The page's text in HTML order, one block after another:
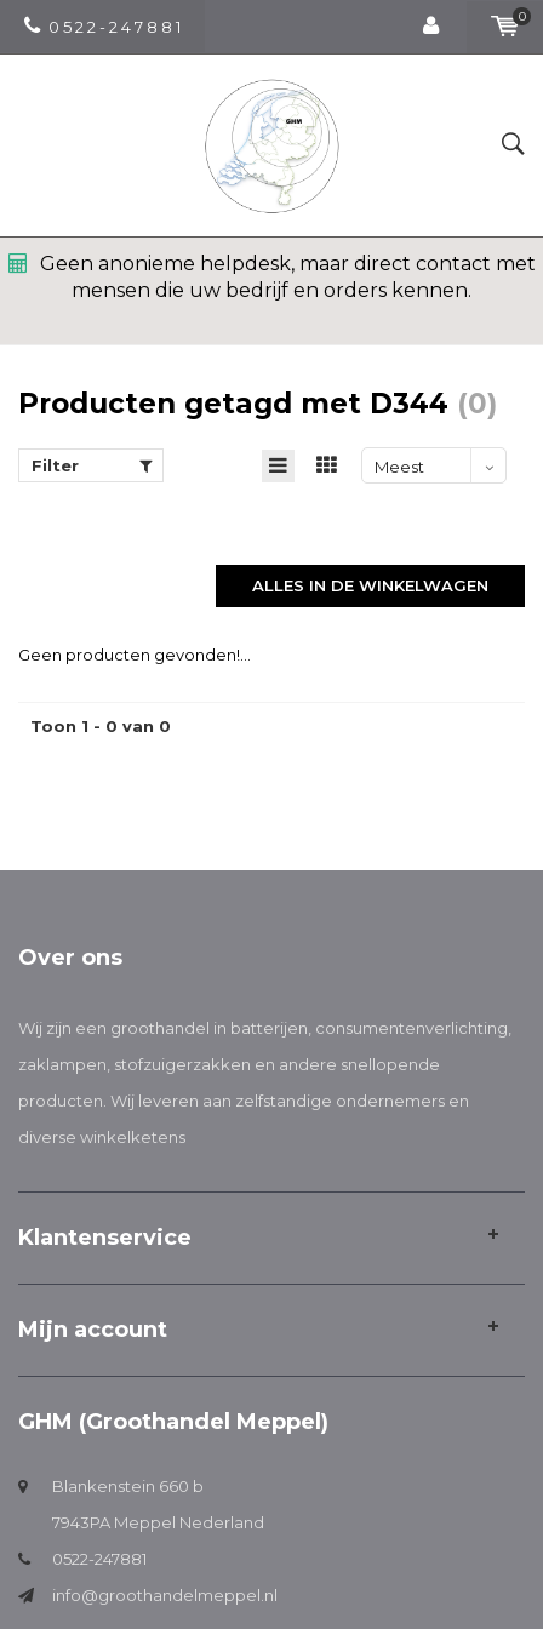
0 5 2 2 - 2 4 7 8 8 1
0
Geen anonieme helpdesk, maar direct contact met
mensen die uw bedrijf en orders kennen.
Producten getagd met D344 (0)
Filter
Meest
ALLES IN DE WINKELWAGEN
Geen producten gevonden!...
Toon 1 - 0 van 0
Over ons
Wij zijn een groothandel in batterijen, consumentenverlichting,
zaklampen, stofzuigerzakken en andere snellopende
producten. Wij leveren aan zelfstandige ondernemers en
diverse winkelketens
Klantenservice
Mijn account
GHM (Groothandel Meppel)
Blankenstein 660 b
7943PA Meppel Nederland
0522-247881
info@groothandelmeppel.nl